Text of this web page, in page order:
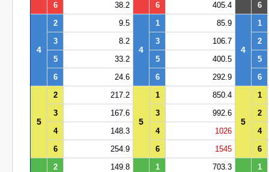
6
38.2 6 405.4 6
4
2 9.5
4
1 85.9
4
1
3
8.2 3 106.7
2
5
33.2 5 400.5
5
6
24.6 6 292.9 6
5
2 217.2
5
1 850.4
5
1
3
167.6 3 992.6
2
4
148.3 4 1026
4
6
254.9 6 1545 6
2 149.8 1 703.3
1